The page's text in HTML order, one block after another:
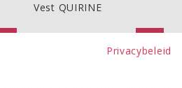
Vest QUIRINE
Vest QUIRINE
Privacybeleid